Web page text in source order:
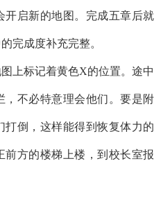
开启新的地图。完成五章后就
完成度补充完整。
上标记着黄色X的位置。途中
，不必特意理会他们。要是附
倒，这样能得到恢复体力的
方的楼梯上楼，到校长室报